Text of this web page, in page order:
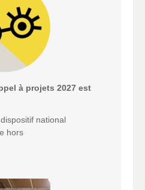
à projets 2027 est
national
hors